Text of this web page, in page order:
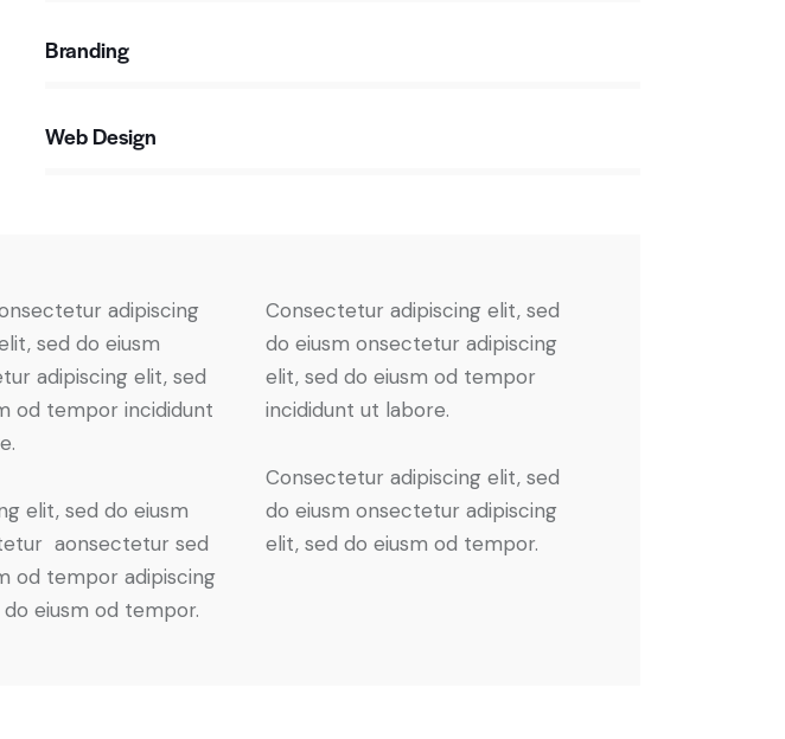
Branding
Web Design
adipiscing
sed do eiusm
adipiscing elit, sed
od tempor incididunt
elit, sed do eiusm
aonsectetur sed
od tempor adipiscing
eiusm od tempor.
Consectetur adipiscing elit, sed
do eiusm onsectetur adipiscing
elit, sed do eiusm od tempor
incididunt ut labore.
Consectetur adipiscing elit, sed
do eiusm onsectetur adipiscing
elit, sed do eiusm od tempor.